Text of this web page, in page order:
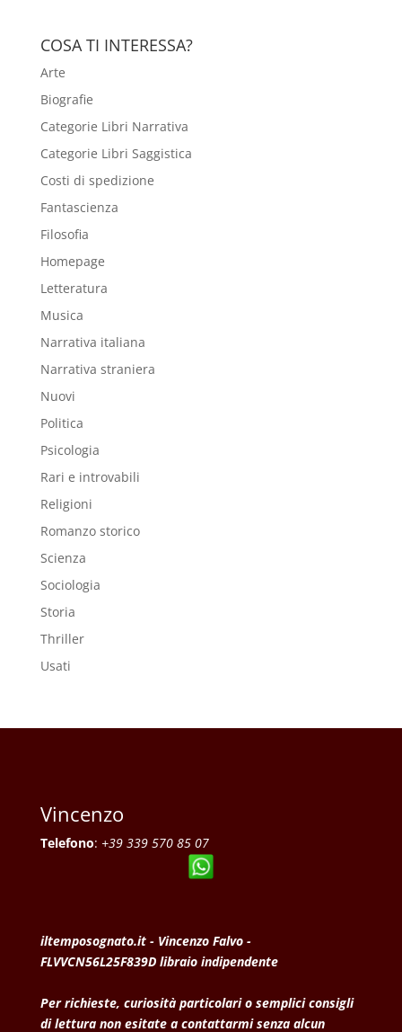
COSA TI INTERESSA?
Arte
Biografie
Categorie Libri Narrativa
Categorie Libri Saggistica
Costi di spedizione
Fantascienza
Filosofia
Homepage
Letteratura
Musica
Narrativa italiana
Narrativa straniera
Nuovi
Politica
Psicologia
Rari e introvabili
Religioni
Romanzo storico
Scienza
Sociologia
Storia
Thriller
Usati
Vincenzo
Telefono: +39 339 570 85 07
iltemposognato.it - Vincenzo Falvo -
FLVVCN56L25F839D libraio indipendente
Per richieste, curiosità particolari o semplici consigli
di lettura non esitate a contattarmi senza alcun